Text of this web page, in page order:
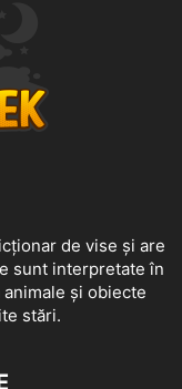
de vise și are
sunt interpretate în
și obiecte
stări.